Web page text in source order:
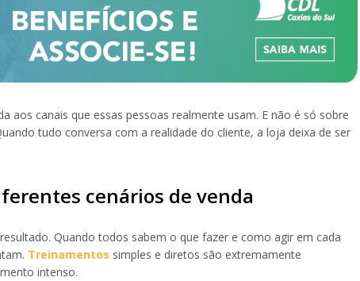
aos canais que essas pessoas realmente usam. E não é só sobre
tudo conversa com a realidade do cliente, a loja deixa de ser
cenários de venda
Quando todos sabem o que fazer e como agir em cada
Treinamentos simples e diretos são extremamente
intenso.